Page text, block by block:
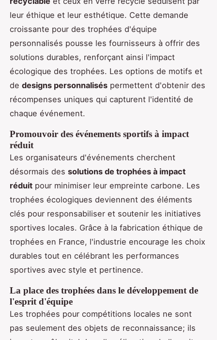
leur éthique et leur esthétique. Cette demande
croissante pour des trophées d'équipe
personnalisés pousse les fournisseurs à offrir des
solutions durables, renforçant ainsi l'impact
écologique des trophées. Les options de motifs et
de designs personnalisés permettent d'obtenir des
récompenses uniques qui capturent l'identité de
chaque événement.
Promouvoir des événements sportifs à impact
réduit
Les organisateurs d'événements cherchent
désormais des solutions de trophées à impact
réduit pour minimiser leur empreinte carbone. Les
trophées écologiques deviennent des éléments
clés pour responsabiliser et soutenir les initiatives
sportives locales. Grâce à la fabrication éthique de
trophées en France, l'industrie encourage les choix
durables tout en célébrant les performances
sportives avec style et pertinence.
La place des trophées dans le développement de
l'esprit d'équipe
Les trophées pour compétitions locales ne sont
pas seulement des objets de reconnaissance; ils